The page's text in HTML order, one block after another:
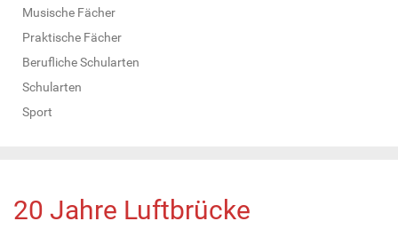
Musische Fächer
Praktische Fächer
Berufliche Schularten
Schularten
Sport
20 Jahre Luftbrücke